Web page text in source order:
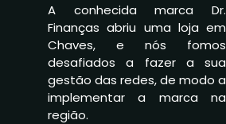
A conhecida marca Dr.
Finanças abriu uma loja em
Chaves, e nós fomos
desafiados a fazer a sua
gestão das redes, de modo a
implementar a marca na
região.